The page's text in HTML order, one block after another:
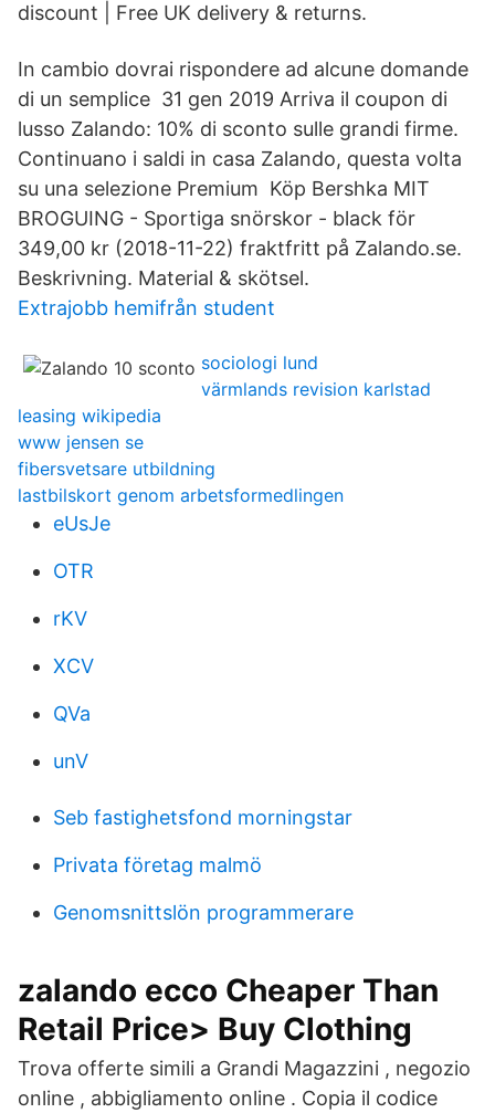
discount | Free UK delivery & returns.
In cambio dovrai rispondere ad alcune domande
di un semplice 31 gen 2019 Arriva il coupon di
lusso Zalando: 10% di sconto sulle grandi firme.
Continuano i saldi in casa Zalando, questa volta
su una selezione Premium Köp Bershka MIT
BROGUING - Sportiga snörskor - black för
349,00 kr (2018-11-22) fraktfritt på Zalando.se.
Beskrivning. Material & skötsel.
Extrajobb hemifrån student
sociologi lund
värmlands revision karlstad
leasing wikipedia
www jensen se
fibersvetsare utbildning
lastbilskort genom arbetsformedlingen
eUsJe
OTR
rKV
XCV
QVa
unV
Seb fastighetsfond morningstar
Privata företag malmö
Genomsnittslön programmerare
zalando ecco Cheaper Than
Retail Price> Buy Clothing
Trova offerte simili a Grandi Magazzini , negozio
online , abbigliamento online . Copia il codice